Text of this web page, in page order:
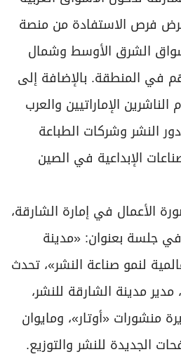
فرص الاستفادة من منصة
الشرق الأوسط وشمال
في المنطقة. بالإضافة إلى
الإماراتيين والعرب
النشر وشركات الطباعة
الإبداعية في الصين
الأعمال في إمارة الشارقة،
جلسة بعنوان: «مدينة
لنمو صناعة النشر»، تحدث
مدينة الشارقة للنشر،
منشورات «أوتار»، ومايوان
الجديدة للنشر والتوزيع.